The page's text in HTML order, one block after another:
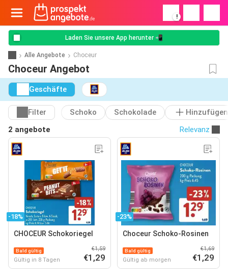
!
Laden Sie unsere App herunter 📲
Alle Angebote Choceur
Choceur Angebot
Geschäfte
Filter Schoko Schokolade
Hinzufügen
2 angebote
Relevanz
-18%
CHOCEUR Schokoriegel
Bald gültig
Gültig in 8 Tagen
€1,59
€1,29
-23%
Choceur Schoko-Rosinen
Bald gültig
Gültig ab morgen
€1,69
€1,29